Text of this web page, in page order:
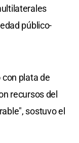
público-
con plata de
recursos del
sostuvo el